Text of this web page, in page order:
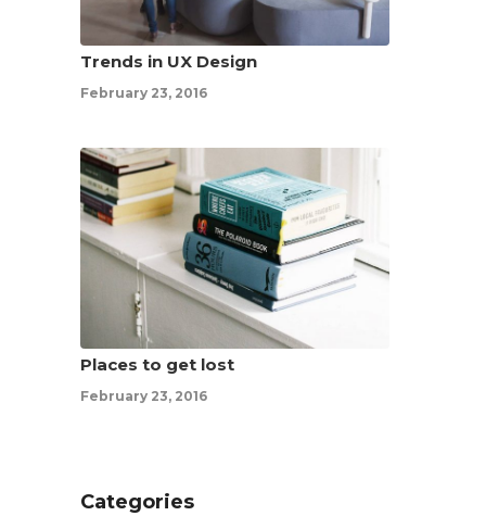
Trends in UX Design
February 23, 2016
Places to get lost
February 23, 2016
Categories